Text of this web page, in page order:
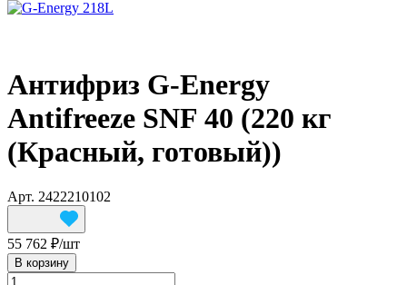
Антифриз G-Energy
Antifreeze SNF 40 (220 кг
(Красный, готовый))
Арт. 2422210102
55 762 ₽/шт
В корзину